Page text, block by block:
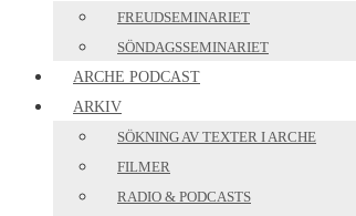
FREUDSEMINARIET
SÖNDAGSSEMINARIET
ARCHE PODCAST
ARKIV
SÖKNING AV TEXTER I ARCHE
FILMER
RADIO & PODCASTS